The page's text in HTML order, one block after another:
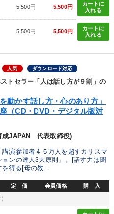
5,500円 5,500円
カートに
入れる
5,500円 5,500円
カートに
入れる
人気 ダウンロード対応
トセラー「人は話し方が９割」の
動かす話し方・心のあり方」
（CD・DVD・デジタル版対
成JAPAN 代表取締役)
演参加者４５万人を超すカリスマ
ンの達人3大原則」。[話す力は聞
を得る[母の教...
定 価 会員価格 購 入